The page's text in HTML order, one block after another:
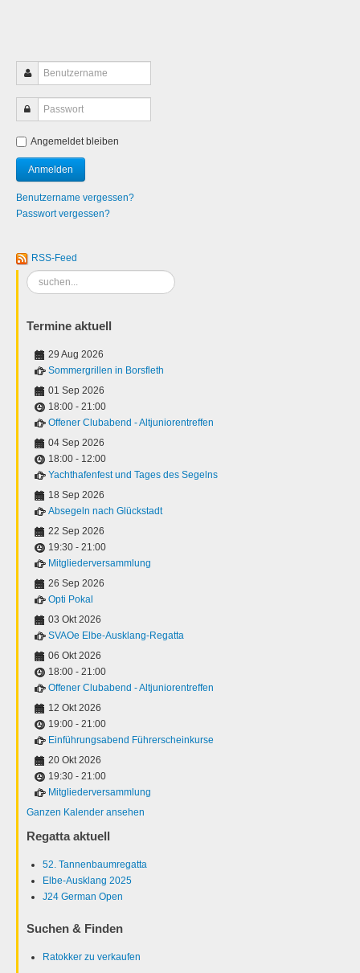
Angemeldet bleiben
Benutzername vergessen?
Passwort vergessen?
RSS-Feed
Suchen
...
Termine aktuell
29 Aug 2026
Sommergrillen in Borsfleth
01 Sep 2026
18:00 - 21:00
Offener Clubabend - Altjuniorentreffen
04 Sep 2026
18:00 - 12:00
Yachthafenfest und Tages des Segelns
18 Sep 2026
Absegeln nach Glückstadt
22 Sep 2026
19:30 - 21:00
Mitgliederversammlung
26 Sep 2026
Opti Pokal
03 Okt 2026
SVAOe Elbe-Ausklang-Regatta
06 Okt 2026
18:00 - 21:00
Offener Clubabend - Altjuniorentreffen
12 Okt 2026
19:00 - 21:00
Einführungsabend Führerscheinkurse
20 Okt 2026
19:30 - 21:00
Mitgliederversammlung
Ganzen Kalender ansehen
Regatta aktuell
52. Tannenbaumregatta
Elbe-Ausklang 2025
J24 German Open
Suchen & Finden
Ratokker zu verkaufen